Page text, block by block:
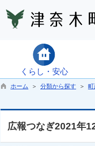
くらし・安心
ホーム ＞ 分類から探す ＞ 町
広報つなぎ2021年